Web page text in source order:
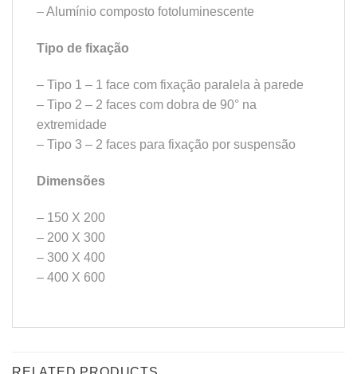
– Alumínio composto fotoluminescente
Tipo de fixação
– Tipo 1 – 1 face com fixação paralela à parede
– Tipo 2 – 2 faces com dobra de 90° na
extremidade
– Tipo 3 – 2 faces para fixação por suspensão
Dimensões
– 150 X 200
– 200 X 300
– 300 X 400
– 400 X 600